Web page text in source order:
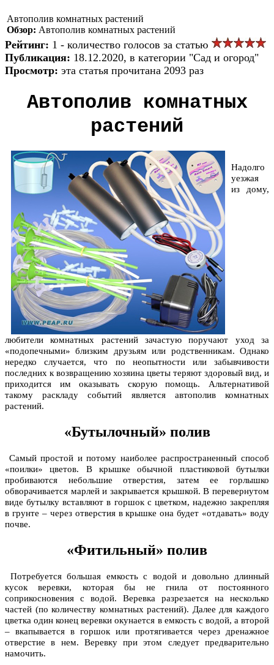
Автополив комнатных растений
Обзор: Автополив комнатных растений
Рейтинг: 1 - количество голосов за статью
Публикация: 18.12.2020, в категории "Сад и огород"
Просмотр: эта статья прочитана 2093 раз
Автополив комнатных
растений
Надолго
уезжая
из дому,
любители комнатных растений зачастую поручают уход за
«подопечными» близким друзьям или родственникам. Однако
нередко случается, что по неопытности или забывчивости
последних к возвращению хозяина цветы теряют здоровый вид, и
приходится им оказывать скорую помощь. Альтернативой
такому раскладу событий является автополив комнатных
растений.
«Бутылочный» полив
Самый простой и потому наиболее распространенный способ
«поилки» цветов. В крышке обычной пластиковой бутылки
пробиваются небольшие отверстия, затем ее горлышко
обворачивается марлей и закрывается крышкой. В перевернутом
виде бутылку вставляют в горшок с цветком, надежно закрепляя
в грунте – через отверстия в крышке она будет «отдавать» воду
почве.
«Фитильный» полив
Потребуется большая емкость с водой и довольно длинный
кусок веревки, которая бы не гнила от постоянного
соприкосновения с водой. Веревка разрезается на несколько
частей (по количеству комнатных растений). Далее для каждого
цветка один конец веревки окунается в емкость с водой, а второй
– вкапывается в горшок или протягивается через дренажное
отверстие в нем. Веревку при этом следует предварительно
намочить.